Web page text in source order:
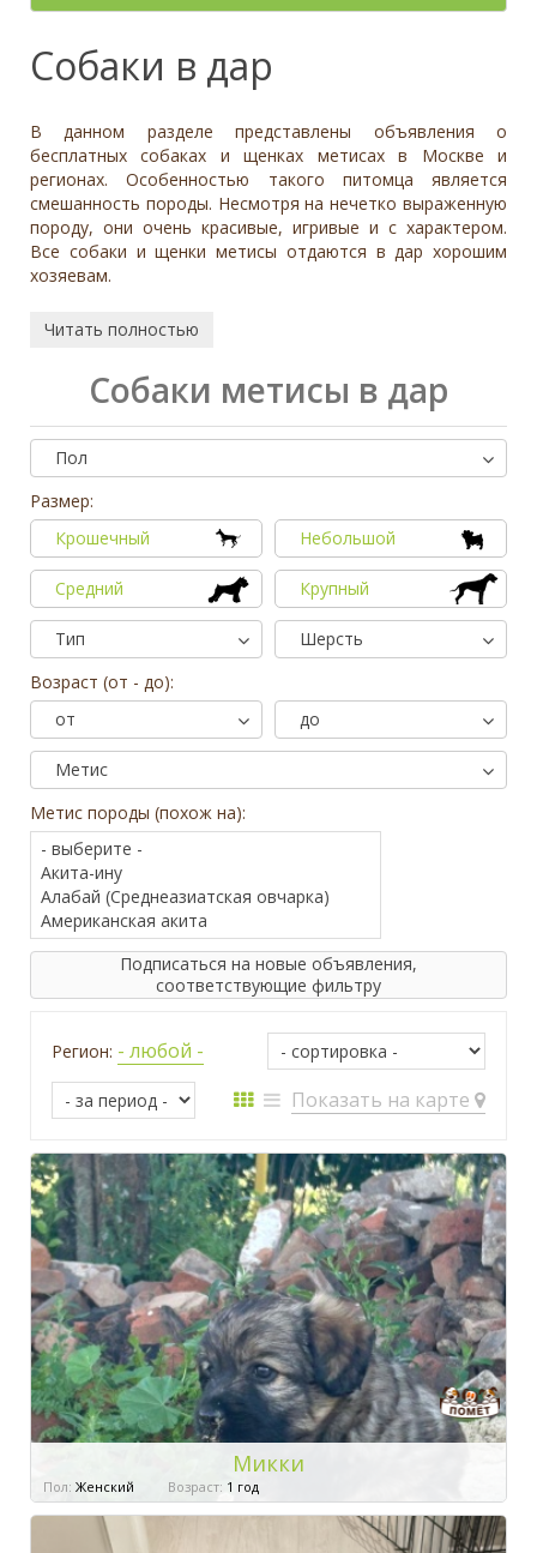
Средний Крупный
Тип
Семейная
Охотничья
Длинная
Цвет
Белый
Палевый
Рыжий
Серый
Черный
Дополнительные цвета
Белый
Коричневый
Палевый
Рыжий
Вес (кг)
0 3 6 10 13 32 51 58 77
0 80
Нет
Отношение к детям
Равнодушное
Отношение к кошкам
Доброжелательное
Равнодушное
Может проявить агрессию
Отношение к собакам
Может проявить агрессию
- неважно -
Приучен к поводку
- неважно -
Дрессировка
Да
Нет
- неважно -
Необычный окрас
Отдаётся в
- не уточнено -
Собаки в дар
В данном разделе представлены объявления о
бесплатных собаках и щенках метисах в Москве и
регионах. Особенностью такого питомца является
смешанность породы. Несмотря на нечетко выраженную
породу, они очень красивые, игривые и с характером.
Все собаки и щенки метисы отдаются в дар хорошим
хозяевам.
Читать полностью
Собаки метисы в дар
Пол
Размер:
Крошечный
Небольшой
Средний Крупный
Тип
Шерсть
Возраст (от - до):
от
до
Метис
Метис породы (похож на):
Подписаться на новые объявления,
соответствующие фильтру
Регион: - любой -
Показать на карте
Микки
Пол: Женский Возраст: 1 год